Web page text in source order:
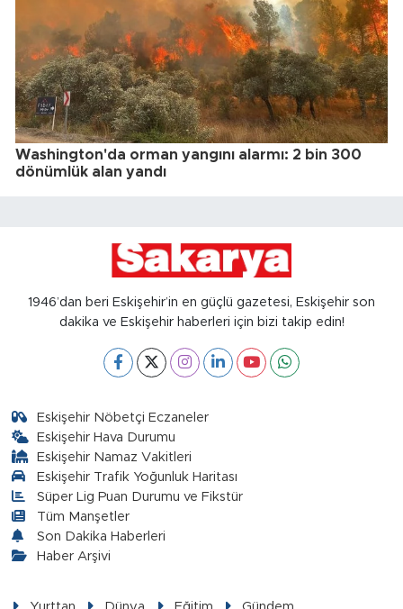
Washington'da orman yangını alarmı: 2 bin 300
dönümlük alan yandı
1946’dan beri Eskişehir’in en güçlü gazetesi, Eskişehir son
dakika ve Eskişehir haberleri için bizi takip edin!
Eskişehir Nöbetçi Eczaneler
Eskişehir Hava Durumu
Eskişehir Namaz Vakitleri
Eskişehir Trafik Yoğunluk Haritası
Süper Lig Puan Durumu ve Fikstür
Tüm Manşetler
Son Dakika Haberleri
Haber Arşivi